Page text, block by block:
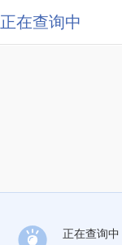
正在查询中
正在查询